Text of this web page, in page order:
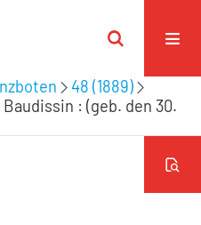
48 (1889)
: (geb. den 30.